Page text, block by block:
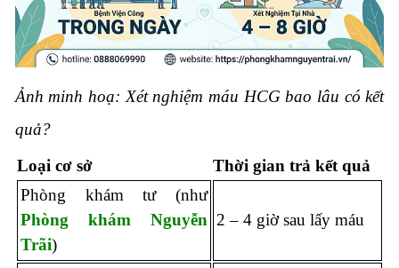
Ảnh minh hoạ: Xét nghiệm máu HCG bao lâu có kết
quả?
Loại cơ sở
Thời gian trả kết quả
Phòng khám tư (như
Phòng khám Nguyễn
Trãi)
2 – 4 giờ sau lấy máu